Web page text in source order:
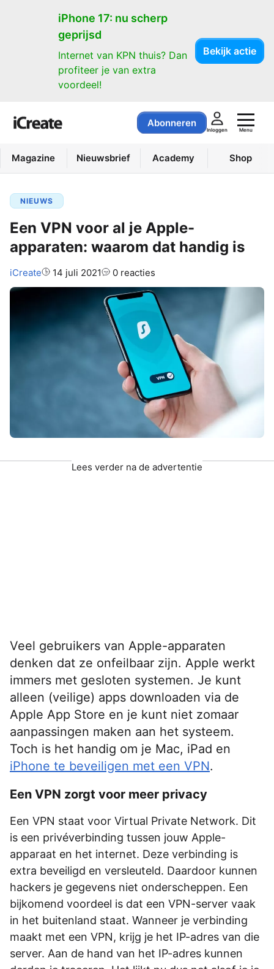
iPhone 17: nu scherp
geprijsd
Internet van KPN thuis? Dan
profiteer je van extra
voordeel!
Bekijk actie
Abonneren
Inloggen Menu
Magazine Nieuwsbrief Academy Shop
NIEUWS
Een VPN voor al je Apple-
apparaten: waarom dat handig is
Auteur:
iCreate 14 juli 2021 0 reacties
Lees verder na de advertentie
Veel gebruikers van Apple-apparaten
denken dat ze onfeilbaar zijn. Apple werkt
immers met gesloten systemen. Je kunt
alleen (veilige) apps downloaden via de
Apple App Store en je kunt niet zomaar
aanpassingen maken aan het systeem.
Toch is het handig om je Mac, iPad en
iPhone te beveiligen met een VPN.
Een VPN zorgt voor meer privacy
Een VPN staat voor Virtual Private Network. Dit
is een privéverbinding tussen jouw Apple-
apparaat en het internet. Deze verbinding is
extra beveiligd en versleuteld. Daardoor kunnen
hackers je gegevens niet onderscheppen. Een
bijkomend voordeel is dat een VPN-server vaak
in het buitenland staat. Wanneer je verbinding
maakt met een VPN, krijg je het IP-adres van die
server. Aan de hand van het IP-adres kunnen